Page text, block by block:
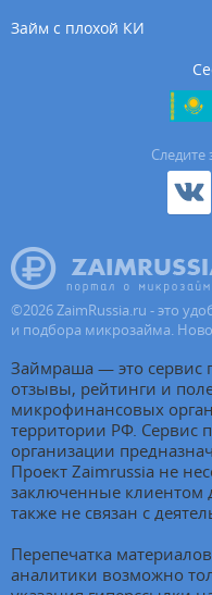
Займ с плохой КИ
Cледите
©2026ZaimRussia.ru - это
и подбора микрозайма.
Займраша — это сервис
отзывы, рейтинги и
микрофинансовых
территории РФ. Сервис
организации
Проект Zaimrussia не
заключенные клиентом
также не связан с
Перепечатка
аналитики возможно